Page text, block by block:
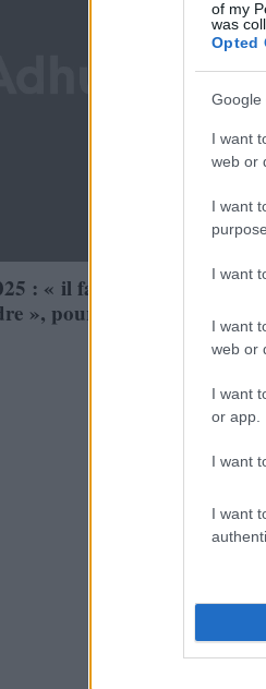
of my
was
Opted
Google
I want
web or
I want
I want
I want
web or
I want
or app.
I want
I want
: « il faut mettre les choses
», pour Mariton